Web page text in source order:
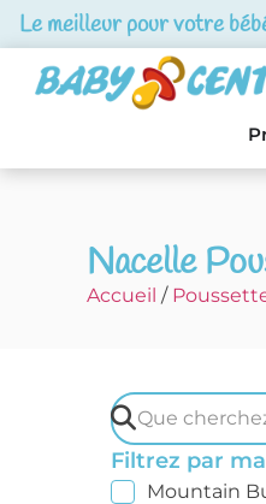
Le meilleur pour votre
Nacelle
Accueil /
Filtrez par
Mountain